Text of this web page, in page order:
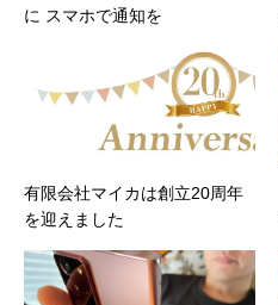
に スマホで通知を
有限会社マイカは創立20周年
を迎えました